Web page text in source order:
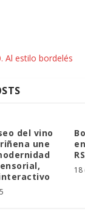
Al estilo bordelés
del vino
une
18